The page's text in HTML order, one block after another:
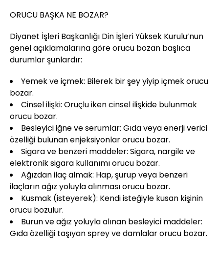
ORUCU BAŞKA NE BOZAR?
Diyanet İşleri Başkanlığı Din İşleri Yüksek Kurulu’nun
genel açıklamalarına göre orucu bozan başlıca
durumlar şunlardır:
Yemek ve içmek: Bilerek bir şey yiyip içmek orucu
bozar.
Cinsel ilişki: Oruçlu iken cinsel ilişkide bulunmak
orucu bozar.
Besleyici iğne ve serumlar: Gıda veya enerji verici
özelliği bulunan enjeksiyonlar orucu bozar.
Sigara ve benzeri maddeler: Sigara, nargile ve
elektronik sigara kullanımı orucu bozar.
Ağızdan ilaç almak: Hap, şurup veya benzeri
ilaçların ağız yoluyla alınması orucu bozar.
Kusmak (isteyerek): Kendi isteğiyle kusan kişinin
orucu bozulur.
Burun ve ağız yoluyla alınan besleyici maddeler:
Gıda özelliği taşıyan sprey ve damlalar orucu bozar.